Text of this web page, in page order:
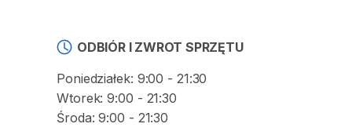
ODBIÓR I ZWROT SPRZĘTU
Poniedziałek: 9:00 - 21:30
Wtorek: 9:00 - 21:30
Środa: 9:00 - 21:30